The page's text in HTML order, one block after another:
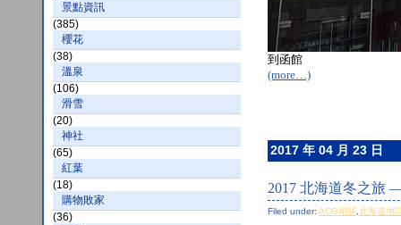
景點資訊
(385)
櫻花
(38)
溫泉
(106)
滑雪
(20)
神社
(65)
紅葉
(18)
購物敗家
(36)
到函館
(more…)
2017 年 04 月 23 日
2017 北海道冬之旅
Filed under: ACG相關 北海道地